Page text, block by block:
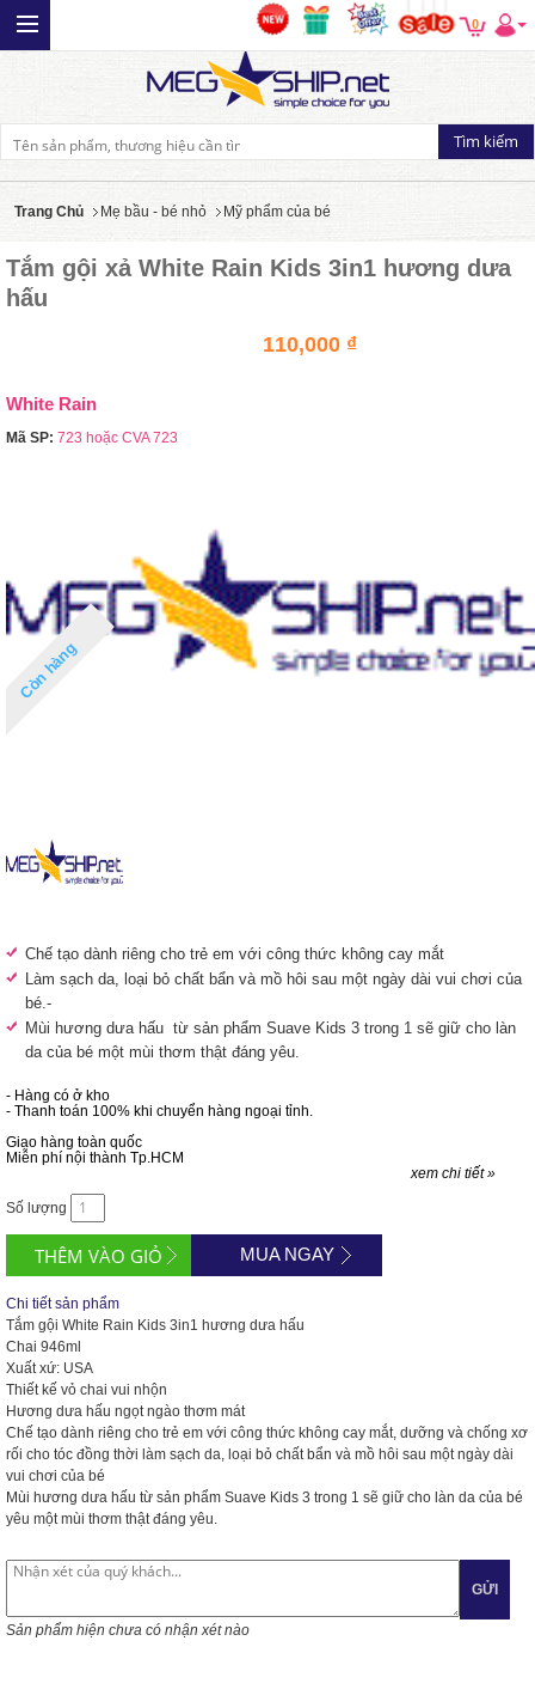
0
Trang Chủ Mẹ bầu - bé nhỏ Mỹ phẩm của bé
Tắm gội xả White Rain Kids 3in1 hương dưa
hấu
110,000 ₫
White Rain
Mã SP: 723 hoặc CVA 723
Còn hàng
Chế tạo dành riêng cho trẻ em với công thức không cay mắt
Làm sạch da, loại bỏ chất bẩn và mồ hôi sau một ngày dài vui chơi của
bé.-
Mùi hương dưa hấu từ sản phẩm Suave Kids 3 trong 1 sẽ giữ cho làn
da của bé một mùi thơm thật đáng yêu.
- Hàng có ở kho
- Thanh toán 100% khi chuyển hàng ngoại tỉnh.
Giao hàng toàn quốc
Miễn phí nội thành Tp.HCM
xem chi tiết »
Số lượng
MUA NGAY
Chi tiết sản phẩm
Tắm gội White Rain Kids 3in1 hương dưa hấu
Chai 946ml
Xuất xứ: USA
Thiết kế vỏ chai vui nhộn
Hương dưa hấu ngọt ngào thơm mát
Chế tạo dành riêng cho trẻ em với công thức không cay mắt, dưỡng và chống xơ
rối cho tóc đồng thời làm sạch da, loại bỏ chất bẩn và mồ hôi sau một ngày dài
vui chơi của bé
Mùi hương dưa hấu từ sản phẩm Suave Kids 3 trong 1 sẽ giữ cho làn da của bé
yêu một mùi thơm thật đáng yêu.
GỬI
Sản phẩm hiện chưa có nhận xét nào